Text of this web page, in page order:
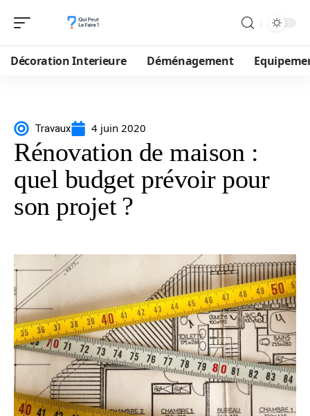
Décoration Interieure Déménagement
Travaux 4 juin 2020
Rénovation de maison :
quel budget prévoir pour
son projet ?